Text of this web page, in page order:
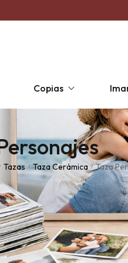
Copias
Copia por unidad Pack
Pack
Tazas / Taza Cerámica / Taza